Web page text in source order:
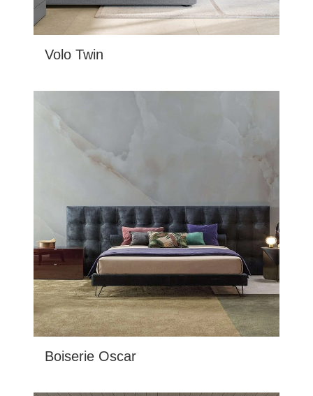
Volo Twin
Boiserie Oscar